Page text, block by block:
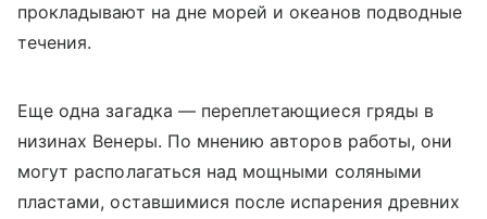
прокладывают на дне морей и океанов подводные
течения.
Еще одна загадка — переплетающиеся гряды в
низинах Венеры. По мнению авторов работы, они
могут располагаться над мощными соляными
пластами, оставшимися после испарения древних